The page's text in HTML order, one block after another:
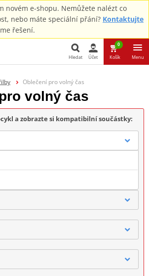
novém e-shopu. Nemůžete nalézt co
nebo máte speciální přání? Kontaktujte
řešení.
Hledat Účet
0
Košík Menu
Oblečení pro volný čas
volný čas
a zobrazte si kompatibilní součástky: